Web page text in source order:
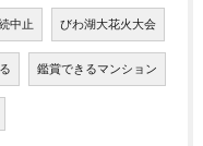
中止 びわ湖大花火大会
鑑賞できるマンション